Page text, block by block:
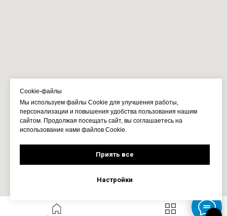
Cookie-файлы
Мы используем файлы Cookie для улучшения работы,
персонализации и повышения удобства пользования нашим
сайтом. Продолжая посещать сайт, вы соглашаетесь на
использование нами файлов Cookie.
Приять все
Настройки